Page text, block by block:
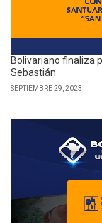
Bolivariano finaliza
Sebastián
SEPTIEMBRE 29, 2023